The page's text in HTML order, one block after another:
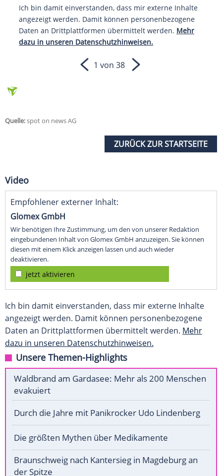
Ich bin damit einverstanden, dass mir externe Inhalte
angezeigt werden. Damit können personenbezogene
Daten an Drittplattformen übermittelt werden. Mehr
dazu in unseren Datenschutzhinweisen.
1 von 38
Quelle:spot on news AG
ZURÜCK ZUR STARTSEITE
Video
Empfohlener externer Inhalt:
Glomex GmbH
Wir benötigen Ihre Zustimmung, um den von unserer Redaktion
eingebundenen Inhalt von Glomex GmbH anzuzeigen. Sie können
diesen mit einem Klick anzeigen lassen und auch wieder
deaktivieren.
jetzt aktivieren
Ich bin damit einverstanden, dass mir externe Inhalte
angezeigt werden. Damit können personenbezogene
Daten an Drittplattformen übermittelt werden. Mehr
dazu in unseren Datenschutzhinweisen.
Unsere Themen-Highlights
Waldbrand am Gardasee: Mehr als 200 Menschen
evakuiert
Durch die Jahre mit Panikrocker Udo Lindenberg
Die größten Mythen über Medikamente
Braunschweig nach Kantersieg in Magdeburg an
der Spitze